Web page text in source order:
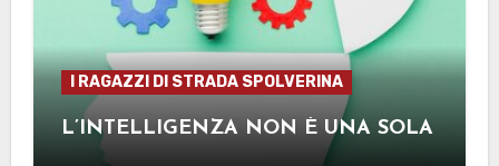
I RAGAZZI DI STRADA SPOLVERINA
L’INTELLIGENZA NON È UNA SOLA